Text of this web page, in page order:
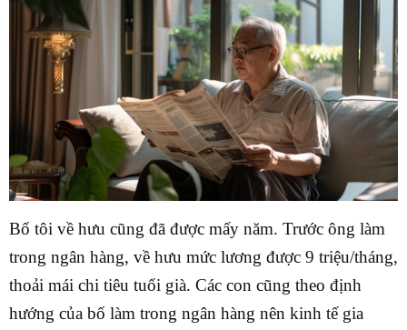
Bố tôi về hưu cũng đã được mấy năm. Trước ông làm
trong ngân hàng, về hưu mức lương được 9 triệu/tháng,
thoải mái chi tiêu tuổi già. Các con cũng theo định
hướng của bố làm trong ngân hàng nên kinh tế gia